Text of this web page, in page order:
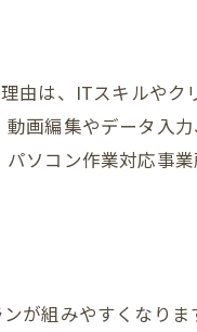
性
由は、ITスキルやク
画編集やデータ入力
ソコン作業対応事
が組みやすくなりま